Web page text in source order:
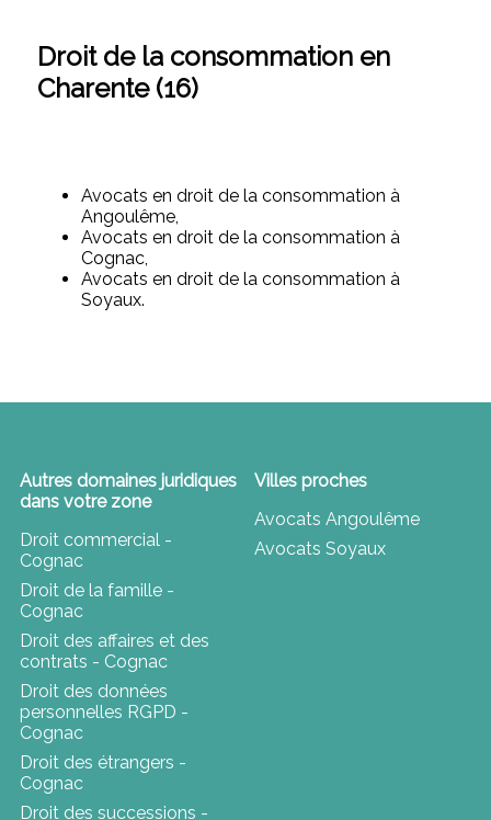
Droit de la consommation en
Charente (16)
Avocats en droit de la consommation à
Angoulême,
Avocats en droit de la consommation à
Cognac,
Avocats en droit de la consommation à
Soyaux.
Autres domaines juridiques
dans votre zone
Droit commercial -
Cognac
Droit de la famille -
Cognac
Droit des affaires et des
contrats - Cognac
Droit des données
personnelles RGPD -
Cognac
Droit des étrangers -
Cognac
Droit des successions -
Villes proches
Avocats Angoulême
Avocats Soyaux